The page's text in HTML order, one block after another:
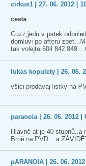
cirkus1 | 27. 06. 2012 |
cesta
Cuzz,jedu v patek
domluvi po afteru
tak volejte 604 842
lukas kopulety | 26. 06.
všici prodavaj listky na
..............................
paranoia | 26. 06. 2012 |
Hlavně at je 40
Brně na PVD....a
pARANOIA | 26. 06.